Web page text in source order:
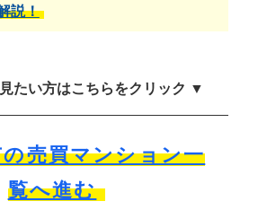
説！
たい方はこちらをクリック ▼
売買マンション一
覧へ進む